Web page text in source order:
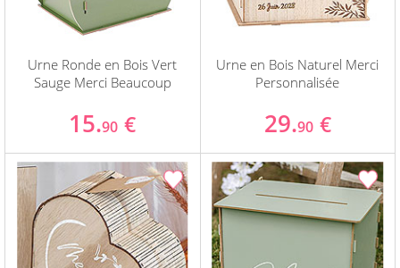
Urne Ronde en Bois Vert
Sauge Merci Beaucoup
15.90 €
Urne en Bois Naturel Merci
Personnalisée
29.90 €